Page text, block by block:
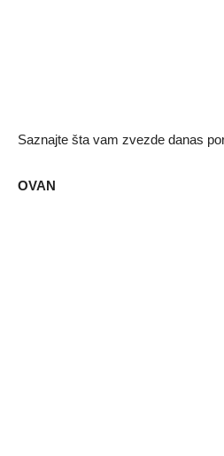
Saznajte šta vam zvezde danas
OVAN